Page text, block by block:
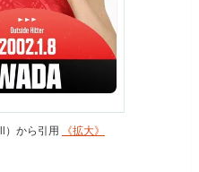
）から引用 《拡大》